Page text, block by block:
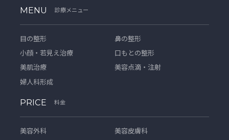
MENU 診療メニュー
目の整形
鼻の整形
小顔・若見え治療
口もとの整形
美肌治療
美容点滴・注射
婦人科形成
PRICE 料金
美容外科
美容皮膚科